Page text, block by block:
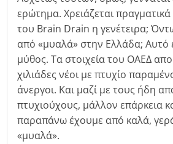
ερώτημα. Χρειάζεται
του Brain Drain η γενέτειρα;
από «μυαλά» στην Ελλάδα; Αυτό
μύθος. Τα στοιχεία του ΟΑΕΔ
χιλιάδες νέοι με πτυχίο
άνεργοι. Και μαζί με τους ήδη
πτυχιούχους, μάλλον επάρκεια
παραπάνω έχουμε από καλά,
«μυαλά».